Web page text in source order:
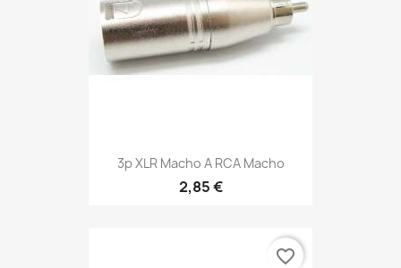
3p XLR Macho A RCA Macho
2,85 €
favorite_border